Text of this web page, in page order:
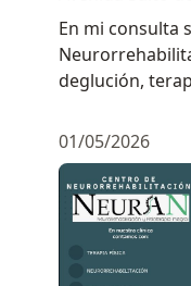
En mi consulta
deglución,
01/05/2026